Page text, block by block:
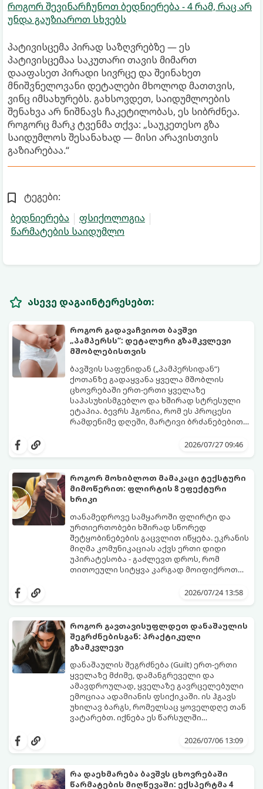
როგორ შევინარჩუნოთ ბედნიერება - 4 რამ, რაც არ
უნდა გაუზიაროთ სხვებს
პატივისცემა პირად საზღვრებზე — ეს
პატივისცემაა საკუთარი თავის მიმართ
დააფასეთ პირადი სივრცე და შეინახეთ
მნიშვნელოვანი დეტალები მხოლოდ მათთვის,
ვინც იმსახურებს. გახსოვდეთ, საიდუმლოების
შენახვა არ ნიშნავს ჩაკეტილობას, ეს სიბრძნეა.
როგორც მარკ ტვენმა თქვა: „საუკეთესო გზა
საიდუმლოს შესანახად — მისი არავისთვის
გაზიარებაა.“
ტეგები:
ბედნიერება
ფსიქოლოგია
წარმატების საიდუმლო
ასევე დაგაინტერესებთ:
როგორ გადავაჩვიოთ ბავშვი
„პამპერსს“: დეტალური გზამკვლევი
მშობლებისთვის
ბავშვის საფენიდან („პამპერსიდან“)
ქოთანზე გადაყვანა ყველა მშობლის
ცხოვრებაში ერთ-ერთი ყველაზე
საპასუხისმგებლო და ხშირად სტრესული
ეტაპია. ბევრს ჰგონია, რომ ეს პროცესი
რამდენიმე დღეში, მარტივი ბრძანებებით
ფიზიოლოგიური და ფსიქოლოგიური
მოთმინებას მოითხოვს.
როგორ გახადოთ ეს პროცესი2026/07/27 09:46
როგორ მოხიბლოთ მამაკაცი ტექსტური
მიმოწერით: ფლირტის 8 ეფექტური
ხრიკი
თანამედროვე სამყაროში ფლირტი და
ურთიერთობები ხშირად სწორედ
შეტყობინებების გაცვლით იწყება. ეკრანის
მიღმა კომუნიკაციას აქვს ერთი დიდი
უპირატესობა - გაძლევთ დროს, რომ
თითოეული სიტყვა კარგად მოიფიქროთ
მოაცილოს და მოუთმენლად ელოდოს
წესი:
2026/07/24 13:58
როგორ გავთავისუფლდეთ დანაშაულის
შეგრძნებისგან: პრაქტიკული
გზამკვლევი
დანაშაულის შეგრძნება (Guilt) ერთ-ერთი
ყველაზე მძიმე, დამანგრეველი და
ამავდროულად, ყველაზე გავრცელებული
ემოციაა ადამიანის ფსიქიკაში. ის ჰგავს
უხილავ ბარგს, რომელსაც ყოველდღე თან
ვატარებთ. იქნება ეს წარსულში
ტკენა, ოჯახის წევრებისთვის
გადაჭარბებული მოთხოვნები
-დანაშაულის განცდა შიგნიდან ფიტავს
დანაშაულის გრძნობას აქვს თავისი
საკუთარი თუ საზოგადოებრივი მორალური
კოდექსი. თუმცა, როდესაც ეს ემოცია
2026/07/06 13:09
რა დაეხმარება ბავშვს ცხოვრებაში
წარმატების მიღწევაში: ექსპერტმა 4